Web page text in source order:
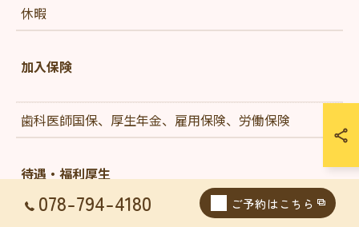
休暇
加入保険
歯科医師国保、厚生年金、雇用保険、労働保険
待遇・福利厚生
078-794-4180 ご予約はこちら